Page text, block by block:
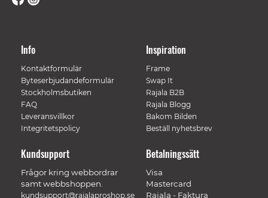
Info
Kontaktformulär
Byteserbjudandeformulär
Stockholmsbutiken
FAQ
Leveransvillkor
Integritetspolicy
Inspiration
Frame
Swap It
Rajala B2B
Rajala Blogg
Bakom Bilden
Beställ nyhetsbrev
Betalningssätt
Visa
Mastercard
Rajala - Faktura
Kundsupport
Frågor kring webbordrar
samt webbshoppen.
kundsupport@rajalaproshop.se